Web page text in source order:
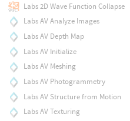
Labs 2D Wave Function Collapse
Labs AV Analyze Images
Labs AV Depth Map
Labs AV Initialize
Labs AV Meshing
Labs AV Photogrammetry
Labs AV Structure from Motion
Labs AV Texturing